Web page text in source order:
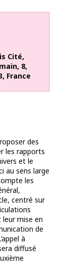
Cité,
, 8,
, France
des
les rapports
et le
au sens large
les
centré sur
mise en
de
à
diffusé